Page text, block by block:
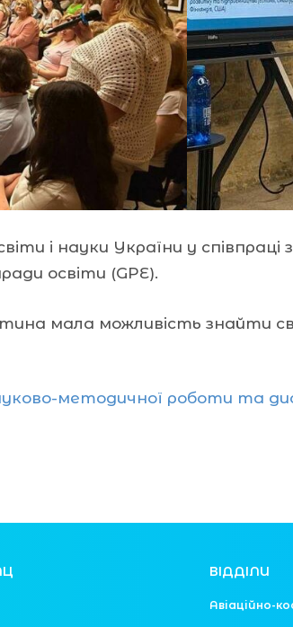
і науки України у
освіти (GPE).
мала можливість знайти
методичної роботи та
ВІДДІЛИ
Авіаційно-